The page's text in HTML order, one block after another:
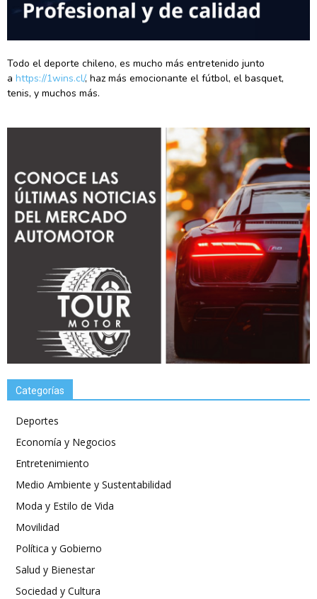
Todo el deporte chileno, es mucho más entretenido junto
a https://1wins.cl/, haz más emocionante el fútbol, el basquet,
tenis, y muchos más.
Categorías
Deportes
Economía y Negocios
Entretenimiento
Medio Ambiente y Sustentabilidad
Moda y Estilo de Vida
Movilidad
Política y Gobierno
Salud y Bienestar
Sociedad y Cultura